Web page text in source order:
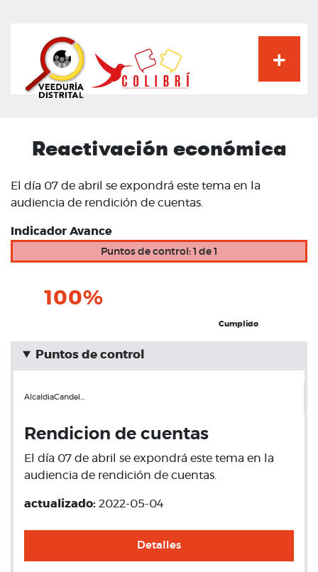
principal
Reactivación económica
El día 07 de abril se expondrá este tema en la
audiencia de rendición de cuentas.
Indicador Avance
Puntos de control: 1 de 1
100%
Cumplido
Puntos de control
AlcaldiaCandel…
Rendicion de cuentas
El día 07 de abril se expondrá este tema en la
audiencia de rendición de cuentas.
actualizado: 2022-05-04
Detalles